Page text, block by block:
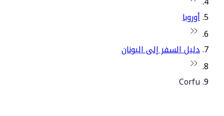
أوروبا
دليل السفر إلى اليونان
Corfu